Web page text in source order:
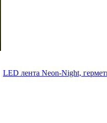
LED лента Neon-Night,